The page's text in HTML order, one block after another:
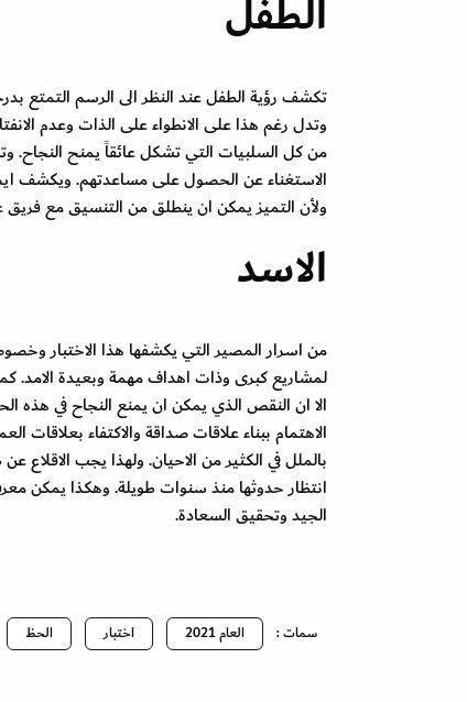
الطفل
تكشف رؤية الطفل عند النظر الى الرسم التمتع
وتدل رغم هذا على الانطواء على الذات وعدم
من كل السلبيات التي تشكل عائقاً يمنح النجاح.
الاستغناء عن الحصول على مساعدتهم. ويكشف
ولأن التميز يمكن ان ينطلق من التنسيق مع
الاسد
من اسرار المصير التي يكشفها هذا الاختبار
لمشاريع كبرى وذات اهداف مهمة وبعيدة الامد.
الا ان النقص الذي يمكن ان يمنع النجاح في هذه
الاهتمام ببناء علاقات صداقة والاكتفاء بعلاقات
بالملل في الكثير من الاحيان. ولهذا يجب الاقلاع
الجيد وتحقيق السعادة.
سمات : العام 2021 اختبار الحظ